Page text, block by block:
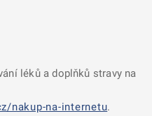
léků a doplňků stravy na
nakup-na-internetu.